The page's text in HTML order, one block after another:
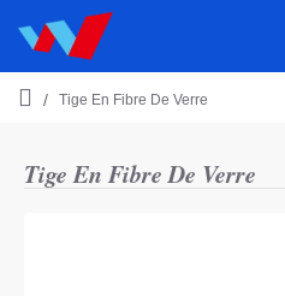
Tige En Fibre De Verre
Tige En Fibre De Verre